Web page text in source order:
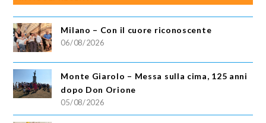
Milano – Con il cuore riconoscente
06/08/2026
Monte Giarolo – Messa sulla cima, 125 anni
dopo Don Orione
05/08/2026